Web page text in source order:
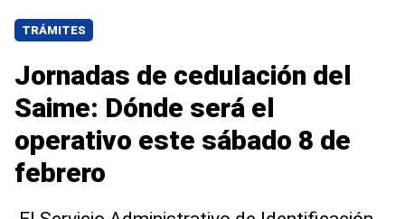
TRÁMITES
Jornadas de cedulación del
Saime: Dónde será el
operativo este sábado 8 de
febrero